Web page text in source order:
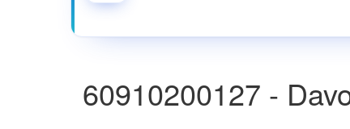
60910200127 -